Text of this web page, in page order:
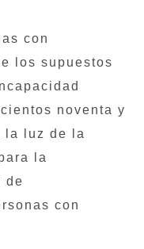
con
los supuestos
noventa y
la luz de la
la
de
con